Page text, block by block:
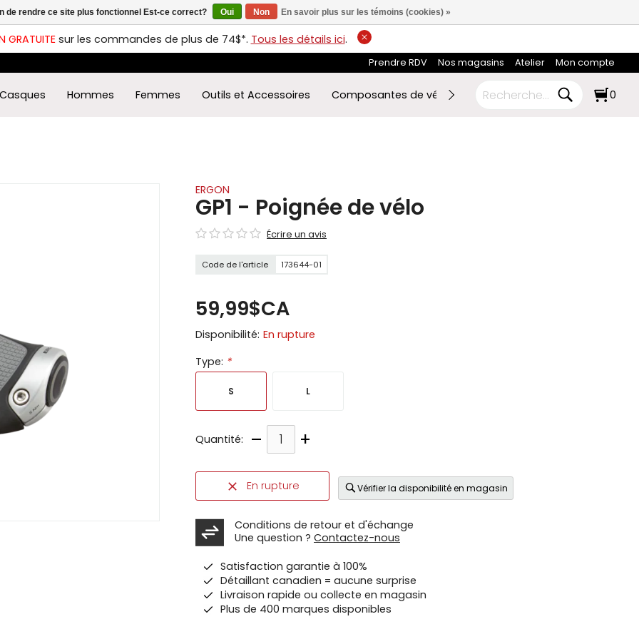
GRATUITEsur les commandes de plus de 74$*. Tous les détails ici.
Prendre RDV Nos magasins Atelier Mon compte
Casques Hommes Femmes Outils et Accessoires Composantes de vélo Ski de fond RABAIS FIN DE
0
ERGON
GP1 - Poignée de vélo
Écrire un avis
Code de l'article 173644-01
59,99$CA
Disponibilité: En rupture
Type: *
S L
Quantité: – +
En rupture Vérifier la disponibilité en magasin
Conditions de retour et d'échange
Une question ? Contactez-nous
Satisfaction garantie à 100%
Détaillant canadien = aucune surprise
Livraison rapide ou collecte en magasin
Plus de 400 marques disponibles
de rendre ce site plus fonctionnel Est-ce correct? Oui Non En savoir plus sur les témoins (cookies) »